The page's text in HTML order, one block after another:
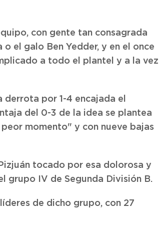
con gente tan consagrada
el galo Ben Yedder, y en el once
a todo el plantel y a la vez
derrota por 1-4 encajada el
del 0-3 de la idea se plantea
momento" y con nueve bajas
tocado por esa dolorosa y
grupo IV de Segunda División B.
de dicho grupo, con 27